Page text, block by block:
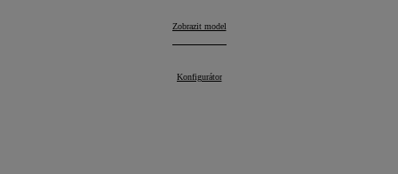
RAV4:
Zobrazit model
RAV4:
Konfigurátor